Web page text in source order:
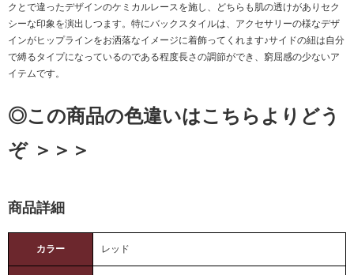
クとで違ったデザインのケミカルレースを施し、どちらも肌の透けがありセク
シーな印象を演出しつます。特にバックスタイルは、アクセサリーの様なデザ
インがヒップラインをお洒落なイメージに着飾ってくれます♪サイドの紐は自分
で縛るタイプになっているのである程度長さの調節ができ、窮屈感の少ないア
イテムです。
◎この商品の色違いはこちらよりどう
ぞ ＞＞＞
商品詳細
カラー レッド